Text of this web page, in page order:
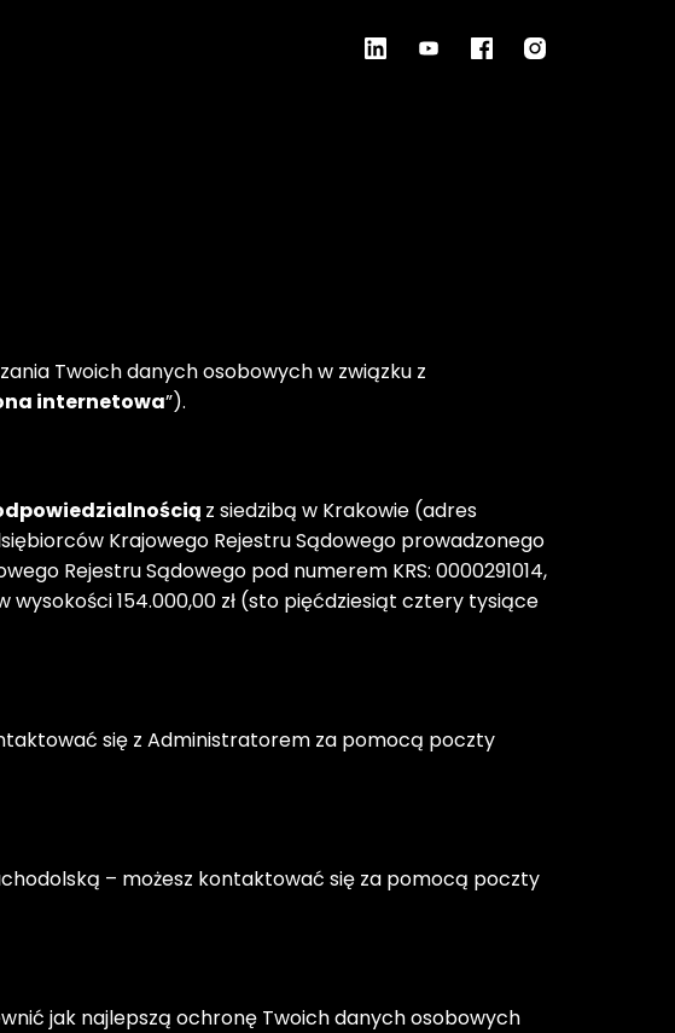
Twoich danych osobowych w związku z
internetowa”).
z siedzibą w Krakowie (adres
Krajowego Rejestru Sądowego prowadzonego
Rejestru Sądowego pod numerem KRS: 0000291014,
wysokości 154.000,00 zł (sto pięćdziesiąt cztery tysiące
się z Administratorem za pomocą poczty
– możesz kontaktować się za pomocą poczty
jak najlepszą ochronę Twoich danych osobowych